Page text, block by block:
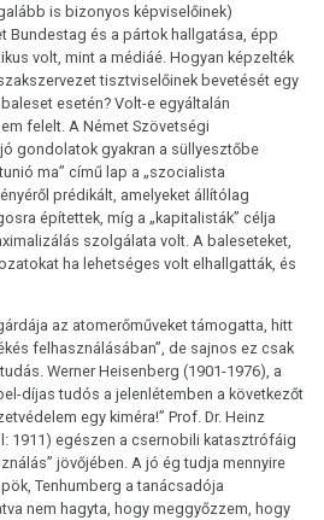
is bizonyos képviselőinek)
Bundestag és a pártok hallgatása, épp
volt, mint a médiáé. Hogyan képzelték
tisztviselőinek bevetését egy
esetén? Volt-e egyáltalán
felelt. A Német Szövetségi
gondolatok gyakran a süllyesztőbe
ma” című lap a „szocialista
prédikált, amelyeket állítólag
építettek, míg a „kapitalisták” célja
szolgálata volt. A baleseteket,
ha lehetséges volt elhallgatták, és
az atomerőműveket támogatta, hitt
felhasználásában”, de sajnos ez csak
Werner Heisenberg (1901-1976), a
díjas tudós a jelenlétemben a következőt
egy kiméra!” Prof. Dr. Heinz
1911) egészen a csernobili katasztrófáig
jövőjében. A jó ég tudja mennyire
Tenhumberg a tanácsadója
nem hagyta, hogy meggyőzzem, hogy